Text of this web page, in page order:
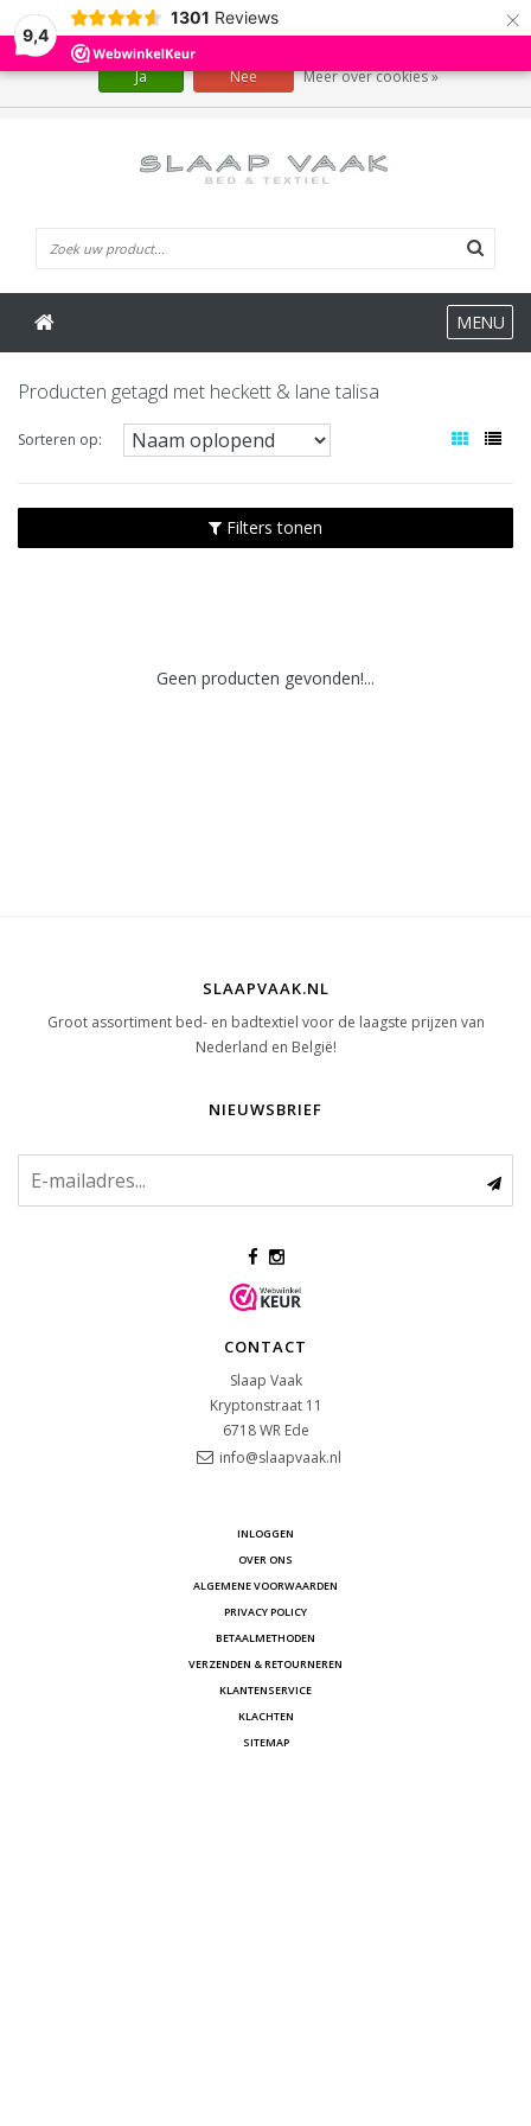
9,4
1301 Reviews ×
MENU
Producten getagd met heckett & lane talisa
Sorteren op:
Filters tonen
Geen producten gevonden!...
SLAAPVAAK.NL
Groot assortiment bed- en badtextiel voor de laagste prijzen van
Nederland en België!
NIEUWSBRIEF
CONTACT
Slaap Vaak
Kryptonstraat 11
6718 WR Ede
info@slaapvaak.nl
INLOGGEN
OVER ONS
ALGEMENE VOORWAARDEN
PRIVACY POLICY
BETAALMETHODEN
VERZENDEN & RETOURNEREN
KLANTENSERVICE
KLACHTEN
SITEMAP
Wij slaan cookies op om onze website te verbeteren. Is dat akkoord?
Ja Nee Meer over cookies »